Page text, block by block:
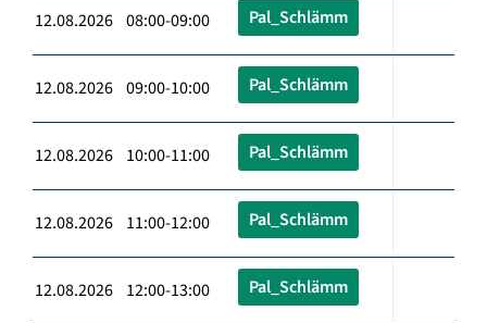
12.08.2026 08:00-09:00 Pal_Schlämm
12.08.2026 09:00-10:00 Pal_Schlämm
12.08.2026 10:00-11:00 Pal_Schlämm
12.08.2026 11:00-12:00 Pal_Schlämm
12.08.2026 12:00-13:00 Pal_Schlämm